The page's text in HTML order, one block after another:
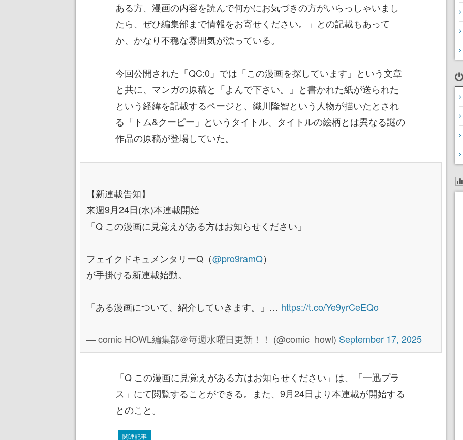
ある方、漫画の内容を読んで何かにお気づきの方がいらっしゃいまし
たら、ぜひ編集部まで情報をお寄せください。」との記載もあって
か、かなり不穏な雰囲気が漂っている。
今回公開された「QC:0」では「この漫画を探しています」という文章
と共に、マンガの原稿と「よんで下さい。」と書かれた紙が送られた
という経緯を記載するページと、織川隆智という人物が描いたとされ
る「トム&クーピー」というタイトル、タイトルの絵柄とは異なる謎の
作品の原稿が登場していた。
【新連載告知】
来週9月24日(水)本連載開始
「Q この漫画に見覚えがある方はお知らせください」
フェイクドキュメンタリーQ（@pro9ramQ）
が手掛ける新連載始動。
「ある漫画について、紹介していきます。」… https://t.co/Ye9yrCeEQo
— comic HOWL編集部＠毎週水曜日更新！！ (@comic_howl) September 17, 2025
「Q この漫画に見覚えがある方はお知らせください」は、「一迅プラ
ス」にて閲覧することができる。また、9月24日より本連載が開始する
とのこと。
関連記事